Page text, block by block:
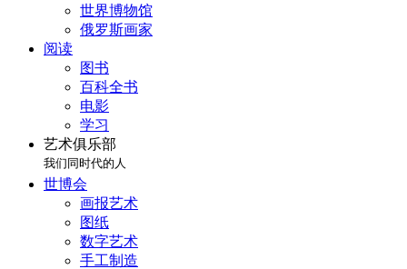
世界博物馆
俄罗斯画家
阅读
图书
百科全书
电影
学习
艺术俱乐部
我们同时代的人
世博会
画报艺术
图纸
数字艺术
手工制造